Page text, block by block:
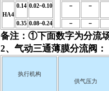
HA4
0.14 0.02~0.10 － －
0.35 0.08~0.24 － －
备注：①下面数字为分流
2、 气动三通薄膜分流阀 ：
执行机构
供气压力